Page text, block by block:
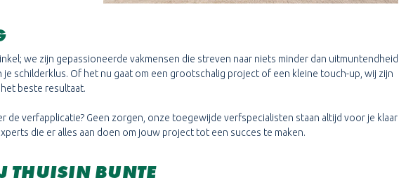
we zijn gepassioneerde vakmensen die streven naar niets minder dan uitmuntendheid
schilderklus. Of het nu gaat om een grootschalig project of een kleine touch-up, wij zijn
beste resultaat.
verfapplicatie? Geen zorgen, onze toegewijde verfspecialisten staan altijd voor je klaar
die er alles aan doen om jouw project tot een succes te maken.
THUISIN BUNTE